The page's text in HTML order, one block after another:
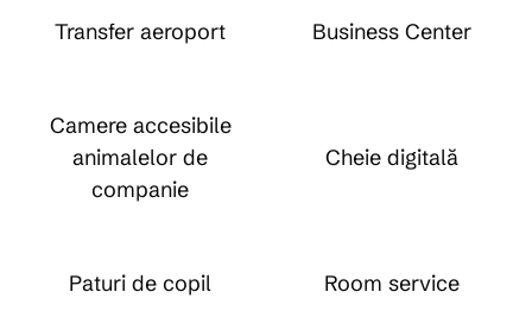
Transfer aeroport Business Center
Camere accesibile
animalelor de
companie
Cheie digitală
Paturi de copil Room service